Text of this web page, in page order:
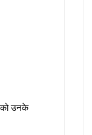
को उनके